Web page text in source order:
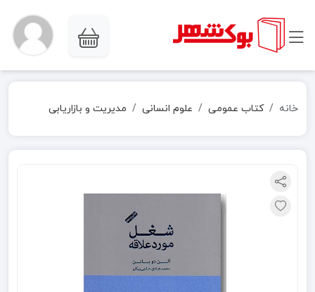
خانه کتاب عمومی علوم انسانی مدیریت و بازاریابی